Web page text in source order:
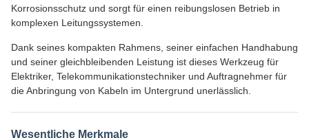
Korrosionsschutz und sorgt für einen reibungslosen Betrieb in
komplexen Leitungssystemen.
Dank seines kompakten Rahmens, seiner einfachen Handhabung
und seiner gleichbleibenden Leistung ist dieses Werkzeug für
Elektriker, Telekommunikationstechniker und Auftragnehmer für
die Anbringung von Kabeln im Untergrund unerlässlich.
Wesentliche Merkmale